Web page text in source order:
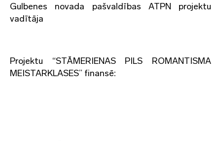
Gulbenes novada pašvaldības ATPN projektu
vadītāja
Projektu “STĀMERIENAS PILS ROMANTISMA
MEISTARKLASES” finansē: